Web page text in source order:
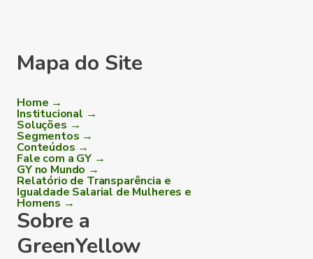
Mapa do Site
Home →
Institucional →
Soluções →
Segmentos →
Conteúdos →
Fale com a GY →
GY no Mundo →
Relatório de Transparência e
Igualdade Salarial de Mulheres e
Homens →
Sobre a
GreenYellow